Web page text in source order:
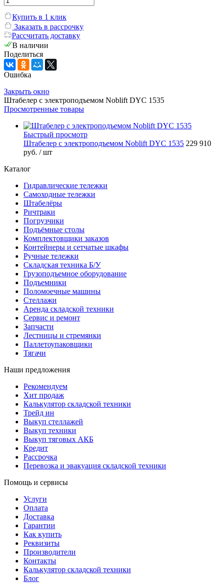
Купить в 1 клик
Заказать в рассрочку
Рассчитать доставку
В наличии
Поделиться
Ошибка
Закрыть окно
Штабелер с электроподъемом Noblift DYC 1535
Просмотренные товары
Быстрый просмотр
Штабелер с электроподъемом Noblift DYC 1535 229 910
руб. / шт
Каталог
Гидравлические тележки
Самоходные тележки
Штабелёры
Ричтраки
Погрузчики
Подъёмные столы
Комплектовщики заказов
Контейнеры и сетчатые шкафы
Ручные тележки
Складская техника Б/У
Грузоподъемное оборудование
Подъемники
Поломоечные машины
Стеллажи
Аренда складской техники
Сервис и ремонт
Запчасти
Лестницы и стремянки
Паллетоупаковщики
Тягачи
Наши предложения
Рекомендуем
Хит продаж
Калькулятор складской техники
Трейд ин
Выкуп стеллажей
Выкуп техники
Выкуп тяговых АКБ
Кредит
Рассрочка
Перевозка и эвакуация складской техники
Помощь и сервисы
Услуги
Оплата
Доставка
Гарантии
Как купить
Реквизиты
Производители
Контакты
Калькулятор складской техники
Блог